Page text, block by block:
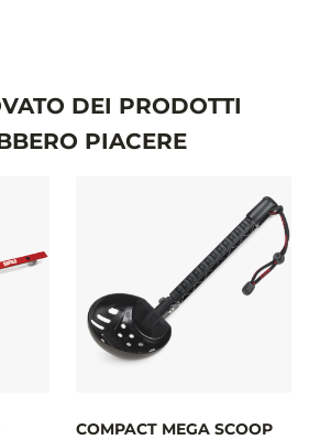
DEI PRODOTTI
PIACERE
COMPACT MEGA SCOOP